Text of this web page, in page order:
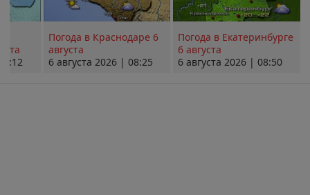
Погода в Краснодаре 6
августа
6 августа 2026 | 08:25
Погода в Екатеринбурге
6 августа
6 августа 2026 | 08:50